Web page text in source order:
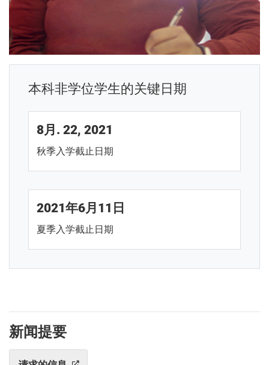
本科非学位学生的关键日期
8月. 22, 2021
秋季入学截止日期
2021年6月11日
夏季入学截止日期
新闻提要